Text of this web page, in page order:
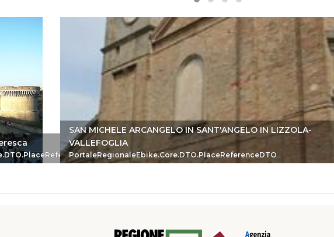
SAN MICHELE ARCANGELO IN SANT'ANGELO IN LIZZOLA-
VALLEFOGLIA
PortaleRegionaleEbike.Core.DTO.PlaceReferenceDTO